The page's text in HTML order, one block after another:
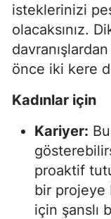
isteklerinizi
olacaksınız.
önce iki kere
Kadınlar için
Kariyer:
proaktif
bir projeye
için şanslı